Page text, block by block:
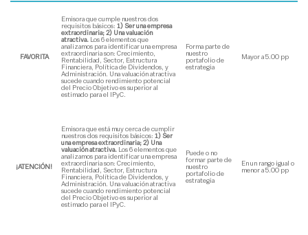
FAVORITA
Emisora que cumple nuestros dos
requisitos básicos: 1) Ser una empresa
extraordinaria; 2) Una valuación
atractiva. Los 6 elementos que
analizamos para identificar una empresa
extraordinaria son: Crecimiento,
Rentabilidad, Sector, Estructura
Financiera, Política de Dividendos, y
Administración. Una valuación atractiva
sucede cuando rendimiento potencial
del Precio Objetivo es superior al
estimado para el IPyC.
Forma parte de
nuestro
portafolio de
estrategia
Mayor a 5.00 pp
¡ATENCIÓN!
Emisora que está muy cerca de cumplir
nuestros dos requisitos básicos: 1) Ser
una empresa extraordinaria; 2) Una
valuación atractiva. Los 6 elementos que
analizamos para identificar una empresa
extraordinaria son: Crecimiento,
Rentabilidad, Sector, Estructura
Financiera, Política de Dividendos, y
Administración. Una valuación atractiva
sucede cuando rendimiento potencial
del Precio Objetivo es superior al
estimado para el IPyC.
Puede o no
formar parte de
nuestro
portafolio de
estrategia
En un rango igual o
menor a 5.00 pp